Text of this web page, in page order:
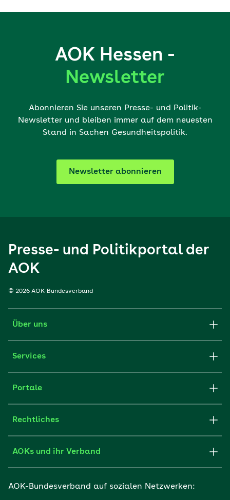
AOK Hessen -
Newsletter
Abonnieren Sie unseren Presse- und Politik-
Newsletter und bleiben immer auf dem neuesten
Stand in Sachen Gesundheitspolitik.
Newsletter abonnieren
Presse- und Politikportal der
AOK
© 2026 AOK-Bundesverband
Über uns
Services
Portale
Rechtliches
AOKs und ihr Verband
AOK-Bundesverband auf sozialen Netzwerken: